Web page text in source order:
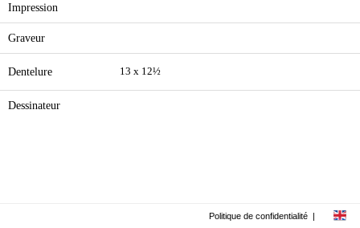
Impression
Graveur
Dentelure 13 x 12½
Dessinateur
Politique de confidentialité |